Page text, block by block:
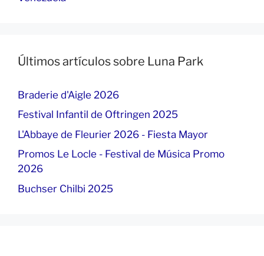
Últimos artículos sobre Luna Park
Braderie d'Aigle 2026
Festival Infantil de Oftringen 2025
L'Abbaye de Fleurier 2026 - Fiesta Mayor
Promos Le Locle - Festival de Música Promo
2026
Buchser Chilbi 2025